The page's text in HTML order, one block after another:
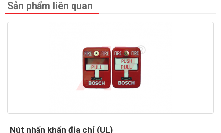
Sản phẩm liên quan
Nút nhấn khẩn địa chỉ (UL)